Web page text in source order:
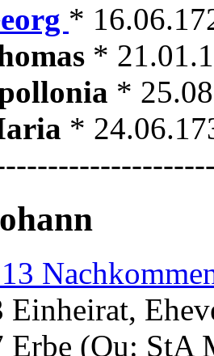
*
*
*
*
Einheirat,
Erbe (Qu: StA